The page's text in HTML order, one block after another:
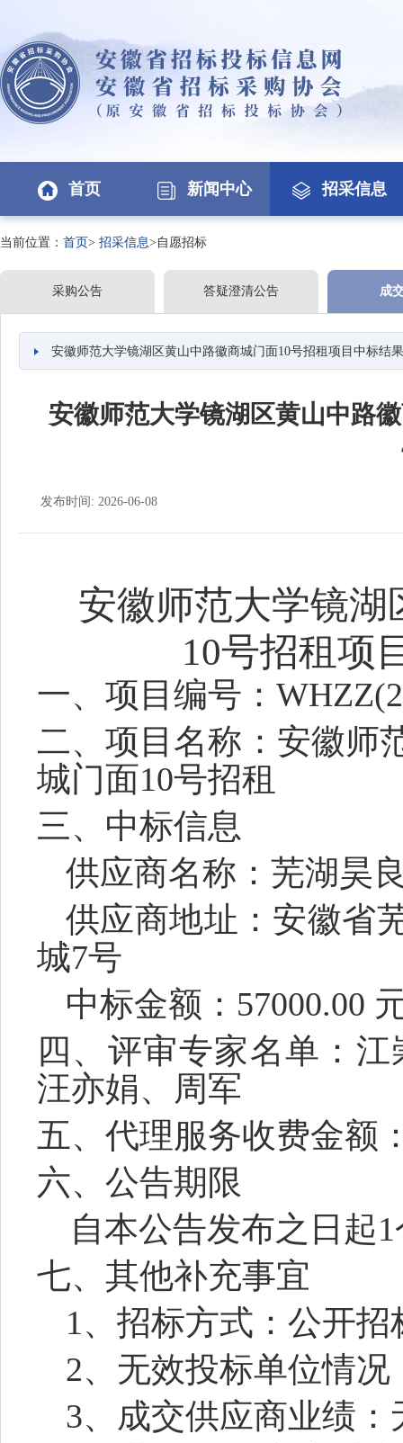
首页 新闻中心 招采信息
当前位置： 首页> 招采信息>自愿招标
采购公告 答疑澄清公告 成
安徽师范大学镜湖区黄山中路徽商城门面10号招租项目中标结
安徽师范大学镜湖区黄山中路
发布时间: 2026-06-08
安徽师范大学镜
10号招租项
一、 项目编号： WHZZ
二、项目名称：安徽师
城门面10号招租
三、中标信息
供应商名称：芜湖昊
供应商地址：安徽省
城7号
中标金额： 57000.00
四、评审专家名单：江
汪亦娟、 周军
五、代理服务收费金额
六、公告期限
自本公告发布之日起
七、其他补充事宜
1、招标方式： 公开招
2、无效投标单位情况
3、成交供应商业绩：